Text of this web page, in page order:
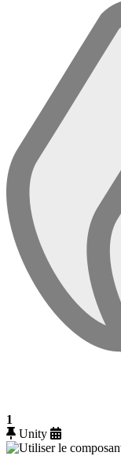
1
Unity